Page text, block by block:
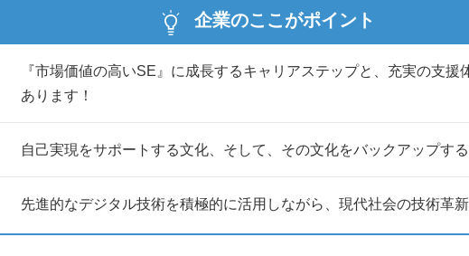
内容」「職場の雰囲気」「働きやすさ」を、まるごと理解できる録画版の説明会
聴できるので、自分のペースで会社理解が深められます
りたい
めたい
ーいただいた方には、
企業のここがポイント
『市場価値の高いSE』に成長するキャリアステップと、充実の支
あります！
自己実現をサポートする文化、そして、その文化をバックアップす
先進的なデジタル技術を積極的に活用しながら、現代社会の技術革